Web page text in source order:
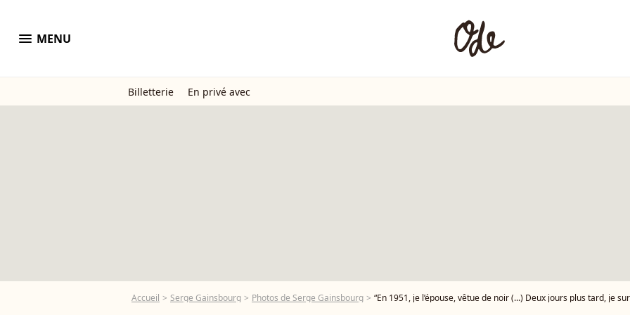
menu MENU
Billetterie En privé avec
Accueil Serge Gainsbourg Photos de Serge Gainsbourg “En 1951, je l’épouse, vêtue de noir (...) Deux jours plus tard, je ­surprends Lulu avec la lingère de